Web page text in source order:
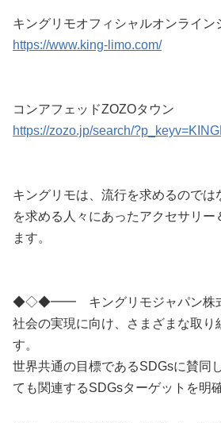
キングリモオフィシャルオンライン
https://www.king-limo.com/
コンアフェッドZOZOタウン
https://zozo.jp/search/
キングリモは、流行を求めるのでは
を求める人々にあったアクセサリー
ます。
◆◇◆━━ キングリモジャパン株式
社会の実現に向け、さまざまな取り
す。
世界共通の目標であるSDGsに賛同
ても関連するSDGsターゲットを明